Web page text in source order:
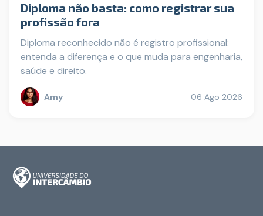
Diploma não basta: como registrar sua
profissão fora
Diploma reconhecido não é registro profissional:
entenda a diferença e o que muda para engenharia,
saúde e direito.
Amy 06 Ago 2026